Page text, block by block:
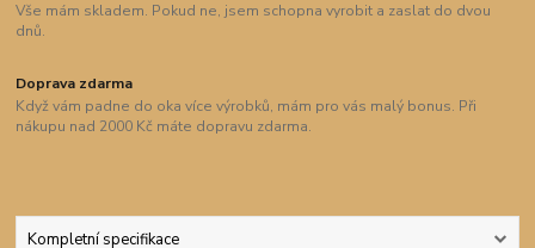
Vše mám skladem. Pokud ne, jsem schopna vyrobit a zaslat do dvou
dnů.
Doprava zdarma
Když vám padne do oka více výrobků, mám pro vás malý bonus. Při
nákupu nad 2000 Kč máte dopravu zdarma.
Kompletní specifikace